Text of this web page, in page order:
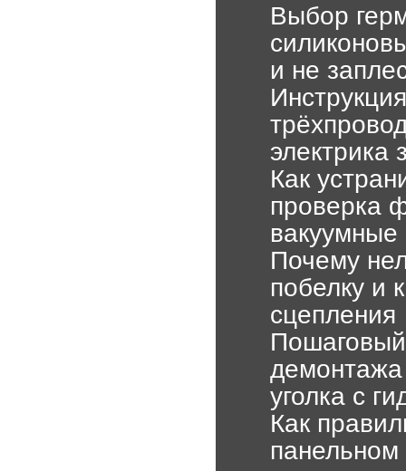
Выбор
и не
электрика
Как
проверка
Почему
побелку и
сцепления
демонтажа
уголка с
Как
панельном